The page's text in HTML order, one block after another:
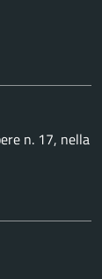
n. 17, nella